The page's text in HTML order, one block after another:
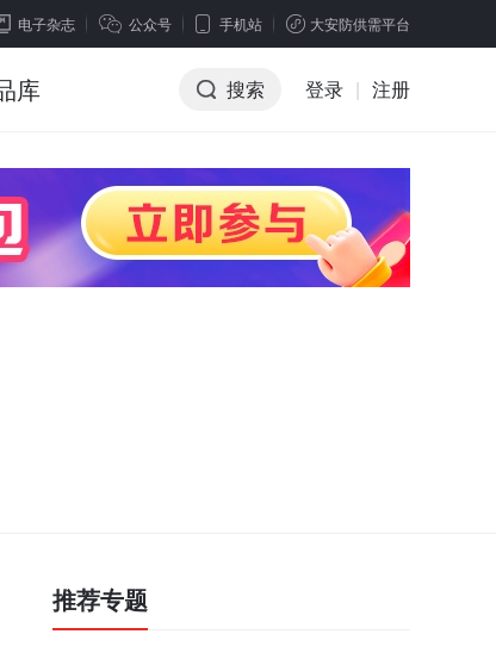
电子杂志 公众号 手机站 大安防供需平台
库 搜索 登录 | 注册
推荐专题